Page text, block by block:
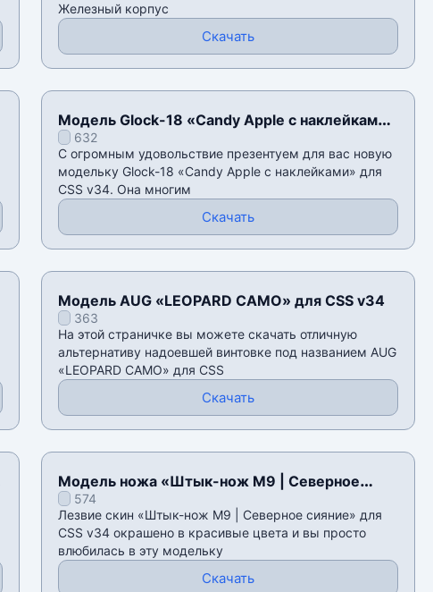
Железный корпус
Скачать
Модель Glock-18 «Candy Apple с наклейками»
для CSS v34
632
С огромным удовольствие презентуем для вас новую
модельку Glock-18 «Candy Apple с наклейками» для
CSS v34. Она многим
Скачать
Модель AUG «LEOPARD CAMO» для CSS v34
363
На этой страничке вы можете скачать отличную
альтернативу надоевшей винтовке под названием AUG
«LEOPARD CAMO» для CSS
Скачать
Модель ножа «Штык-нож M9 | Северное
сияние» для CSS v34
574
Лезвие скин «Штык-нож M9 | Северное сияние» для
CSS v34 окрашено в красивые цвета и вы просто
влюбилась в эту модельку
Скачать